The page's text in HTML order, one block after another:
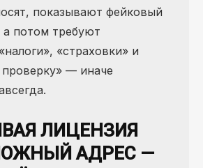
показывают фейковый
а потом требуют
«страховки» и
— иначе
ЛИЦЕНЗИЯ
АДРЕС —